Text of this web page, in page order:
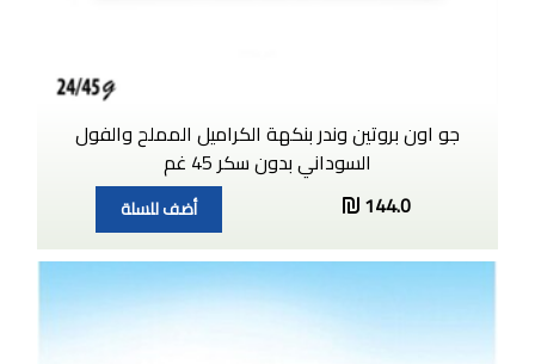
جو اون بروتين وندر بنكهة الكراميل المملح والفول
السوداني بدون سكر 45 غم
144.0
أضف للسلة